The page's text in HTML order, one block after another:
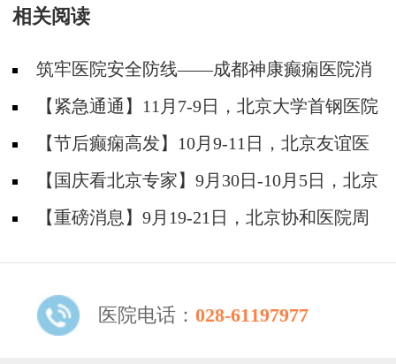
相关阅读
筑牢医院安全防线——成都神康癫痫医院消
防安全培训纪实
【紧急通通】11月7-9日，北京大学首钢医院
神经内科胡颖教授亲临成都会诊，破解癫痫疑难
【节后癫痫高发】10月9-11日，北京友谊医
院陈葵博士免费会诊+治疗援助，破解癫痫难
题！
【国庆看北京专家】9月30日-10月5日，北京
天坛&首钢医院两大专家蓉城亲诊+癫痫大额救
【重磅消息】9月19-21日，北京协和医院周
线！
医院电话： 028-61197977